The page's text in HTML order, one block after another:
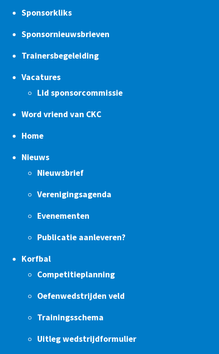
Sponsorkliks
Sponsornieuwsbrieven
Trainersbegeleiding
Vacatures
Lid sponsorcommissie
Word vriend van CKC
Home
Nieuws
Nieuwsbrief
Verenigingsagenda
Evenementen
Publicatie aanleveren?
Korfbal
Competitieplanning
Oefenwedstrijden veld
Trainingsschema
Uitleg wedstrijdformulier